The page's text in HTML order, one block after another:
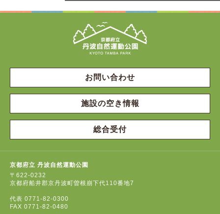
お問い合わせ
施設の空き情報
総合受付
京都府立 丹波自然運動公園
〒622-0232
京都府船井郡京丹波町曽根崩下代110番地7
代表 0771-82-0300
FAX 0771-82-0480